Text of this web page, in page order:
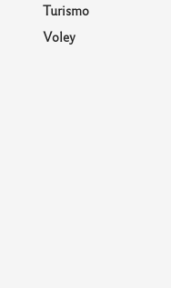
Turismo
Voley